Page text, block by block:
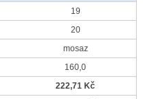
19
20
mosaz
160,0
222,71 Kč